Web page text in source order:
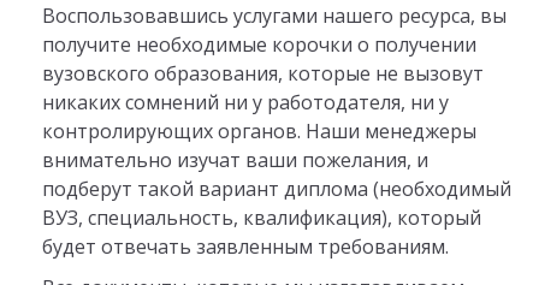
Воспользовавшись услугами нашего ресурса, вы
получите необходимые корочки о получении
вузовского образования, которые не вызовут
никаких сомнений ни у работодателя, ни у
контролирующих органов. Наши менеджеры
внимательно изучат ваши пожелания, и
подберут такой вариант диплома (необходимый
ВУЗ, специальность, квалификация), который
будет отвечать заявленным требованиям.